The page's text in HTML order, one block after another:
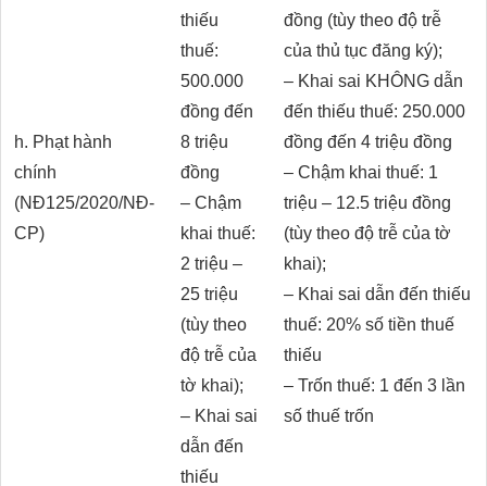
h. Phạt hành
chính
(NĐ125/2020/NĐ-
CP)
thiếu
thuế:
500.000
đồng đến
8 triệu
đồng
– Chậm
khai thuế:
2 triệu –
25 triệu
(tùy theo
độ trễ của
tờ khai);
– Khai sai
dẫn đến
thiếu
đồng (tùy theo độ trễ
của thủ tục đăng ký);
– Khai sai KHÔNG dẫn
đến thiếu thuế: 250.000
đồng đến 4 triệu đồng
– Chậm khai thuế: 1
triệu – 12.5 triệu đồng
(tùy theo độ trễ của tờ
khai);
– Khai sai dẫn đến thiếu
thuế: 20% số tiền thuế
thiếu
– Trốn thuế: 1 đến 3 lần
số thuế trốn